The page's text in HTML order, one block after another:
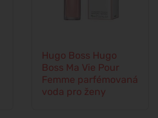
Hugo Boss Hugo
Boss Ma Vie Pour
Femme parfémovaná
voda pro ženy